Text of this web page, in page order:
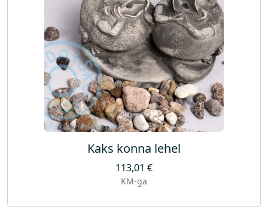
Kaks konna lehel
113,01 €
KM-ga